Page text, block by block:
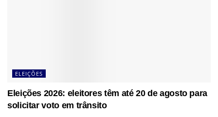
ELEIÇÕES
Eleições 2026: eleitores têm até 20 de agosto para
solicitar voto em trânsito